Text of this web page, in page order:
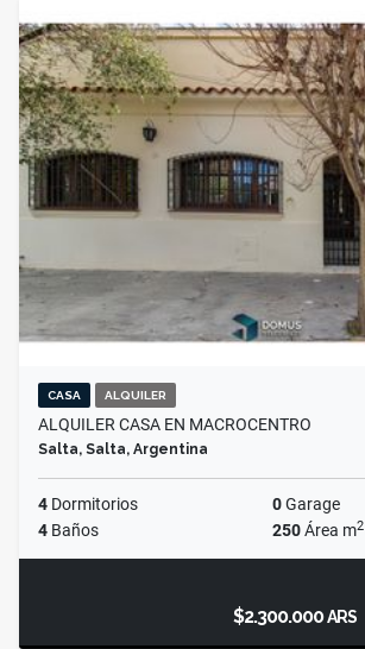
CASA ALQUILER
ALQUILER CASA EN MACROCENTRO
Salta, Salta, Argentina
4 Dormitorios 0Garage
4 Baños 250Área m2
$2.300.000ARS